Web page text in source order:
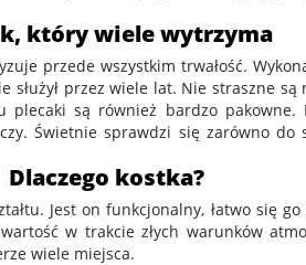
który wiele wytrzyma
przede wszystkim trwałość.
służył przez wiele lat. Nie straszne
plecaki są również bardzo
Świetnie sprawdzi się zarówno do
Dlaczego kostka?
Jest on funkcjonalny, łatwo się
w trakcie złych warunków
wiele miejsca.